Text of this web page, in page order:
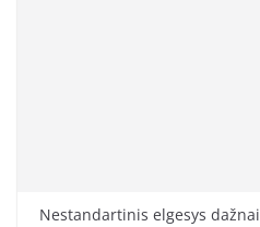
Nestandartinis elgesys